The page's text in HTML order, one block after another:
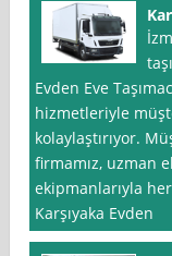
Evden Eve
hizmetleriyle
kolaylaştırıyor.
firmamız, uzman
ekipmanlarıyla her
Karşıyaka Evden